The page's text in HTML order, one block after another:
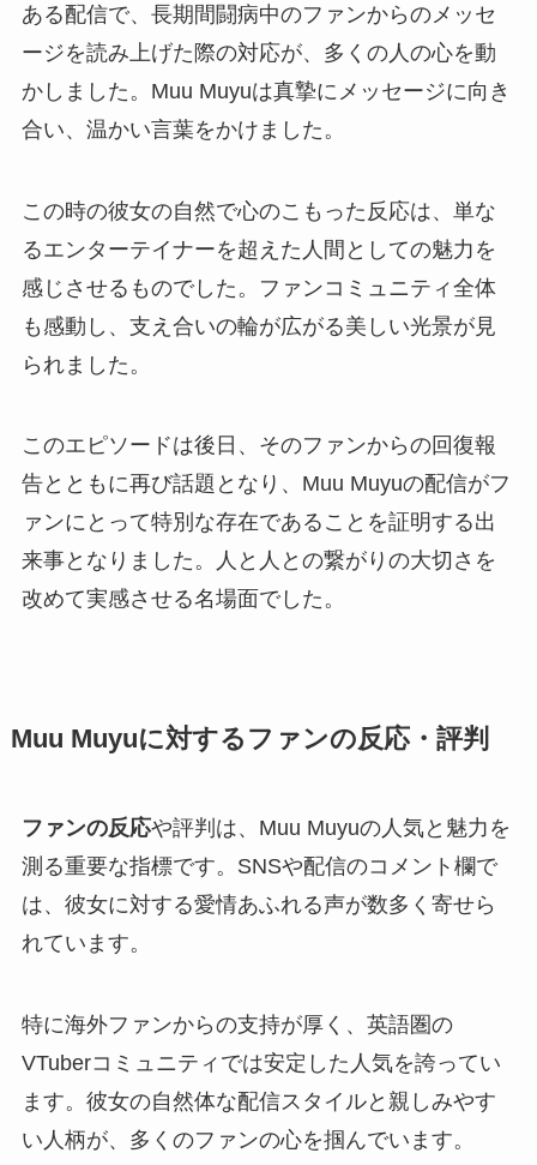
ある配信で、長期間闘病中のファンからのメッセ
ージを読み上げた際の対応が、多くの人の心を動
かしました。Muu Muyuは真摯にメッセージに向き
合い、温かい言葉をかけました。
この時の彼女の自然で心のこもった反応は、単な
るエンターテイナーを超えた人間としての魅力を
感じさせるものでした。ファンコミュニティ全体
も感動し、支え合いの輪が広がる美しい光景が見
られました。
このエピソードは後日、そのファンからの回復報
告とともに再び話題となり、Muu Muyuの配信がフ
ァンにとって特別な存在であることを証明する出
来事となりました。人と人との繋がりの大切さを
改めて実感させる名場面でした。
Muu Muyuに対するファンの反応・評判
ファンの反応や評判は、Muu Muyuの人気と魅力を
測る重要な指標です。SNSや配信のコメント欄で
は、彼女に対する愛情あふれる声が数多く寄せら
れています。
特に海外ファンからの支持が厚く、英語圏の
VTuberコミュニティでは安定した人気を誇ってい
ます。彼女の自然体な配信スタイルと親しみやす
い人柄が、多くのファンの心を掴んでいます。